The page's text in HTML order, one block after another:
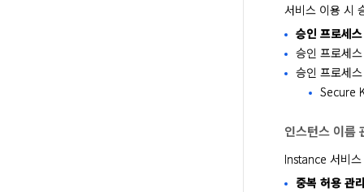
서비스 이용 시
승인 프로세
승인 프로세
승인 프로세
Secure
인스턴스 이름
Instance 서비
중복 허용 관